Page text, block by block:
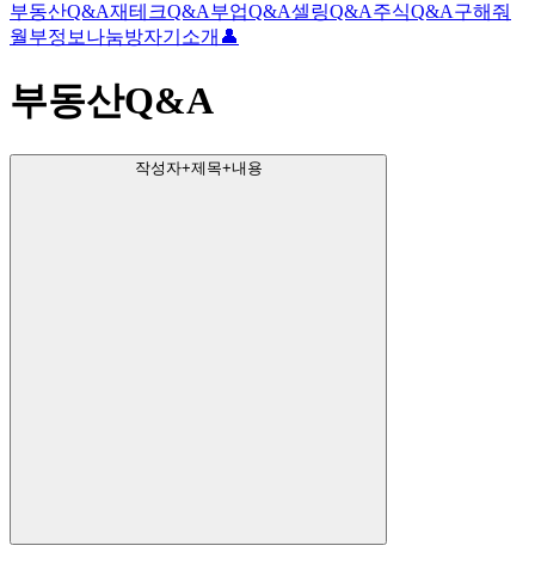
부동산Q&A재테크Q&A부업Q&A셀링Q&A주식Q&A구해줘
월부정보나눔방자기소개👤
부동산Q&A
작성자+제목+내용